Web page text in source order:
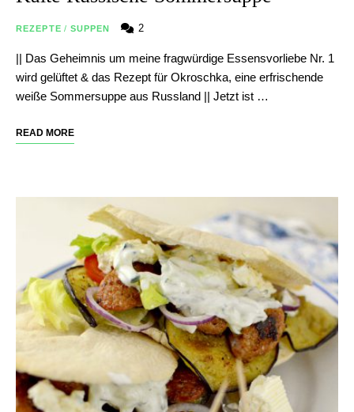
REZEPTE / SUPPEN 2
|| Das Geheimnis um meine fragwürdige Essensvorliebe Nr. 1
wird gelüftet & das Rezept für Okroschka, eine erfrischende
weiße Sommersuppe aus Russland || Jetzt ist …
READ MORE